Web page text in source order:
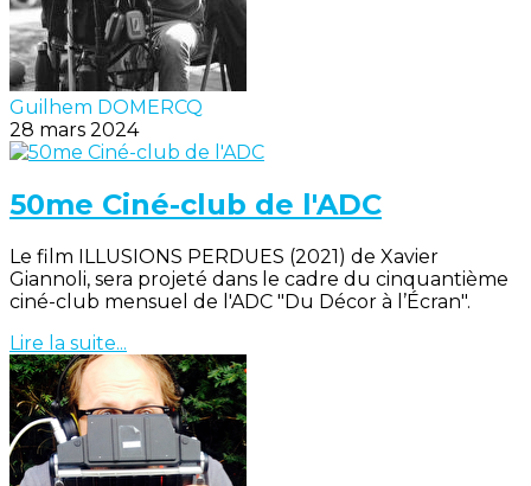
Guilhem DOMERCQ
28 mars 2024
50me Ciné-club de l'ADC
Le film ILLUSIONS PERDUES (2021) de Xavier
Giannoli, sera projeté dans le cadre du cinquantième
ciné-club mensuel de l'ADC "Du Décor à l’Écran".
Lire la suite...